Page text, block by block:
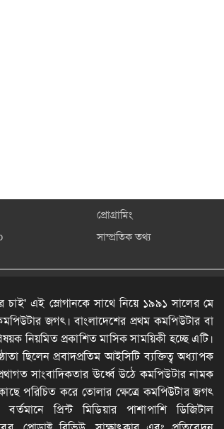
প্রোগ্রামিং
সাম্প্রতিক তথ্য
চাই' এই স্লোগানকে সাথে নিয়ে ১৯৯১ সালের মে
জগৎ। বাংলাদেশের প্রথম কমপিউটার বা
নিয়মিত প্রকাশিত মাসিক সাময়িকী হচ্ছে এটি।
ছিলেন প্রবাদপ্রতিম আইসিটি ব্যক্তিত্ব অধ্যাপক
সাংবাদিকতার ঊর্ধ্বে উঠে কমপিউটার নামক
কাছে পরিচিত করে তোলার ক্ষেত্রে কমপিউটার জগৎ
প্রিন্ট মিডিয়ার পাশাপাশি ডিজিটাল